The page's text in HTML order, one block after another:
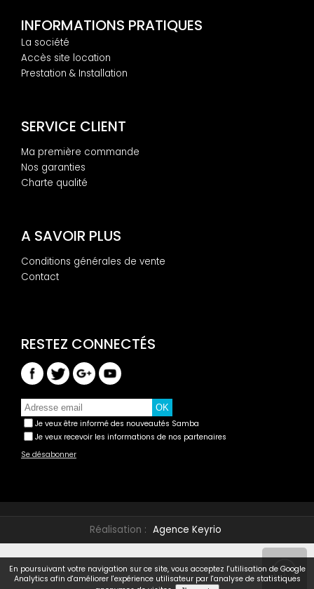
INFORMATIONS PRATIQUES
La société
Accès site location
Prestation & Installation
SERVICE CLIENT
Ma première commande
Nos garanties
Charte qualité
A SAVOIR PLUS
Conditions générales de vente
Contact
Je veux être informé des nouveautés Samba
Je veux recevoir les informations de nos partenaires
Se désabonner
Réalisation : Agence Keyrio
En poursuivant votre navigation sur ce site, vous acceptez l'utilisation de Google
Analytics afin d'améliorer l'expérience utilisateur par l'analyse de statistiques